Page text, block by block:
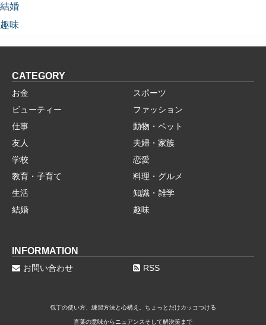
結婚
趣味
CATEGORY
お金
スポーツ
ビューティー
ファッション
仕事
動物・ペット
友人
夫婦・家族
学校
恋愛
教育・子育て
料理・グルメ
生活
知識・雑学
結婚
趣味
INFORMATION
お問い合わせ RSS
包丁の使い方、練習方法と心構え。ちょっとだけカッコつける
言葉の意味からニュアンスそして解決策まで